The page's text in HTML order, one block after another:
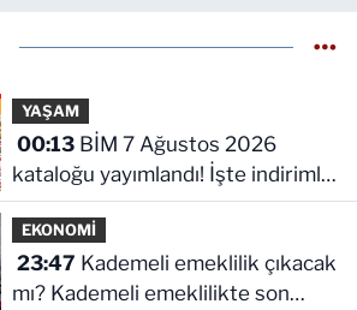
YAŞAM
00:13BİM 7 Ağustos 2026
kataloğu yayımlandı! İşte indirimli
ürünler ve fiyatları
EKONOMİ
23:47
mı? Kademeli emeklilikte son